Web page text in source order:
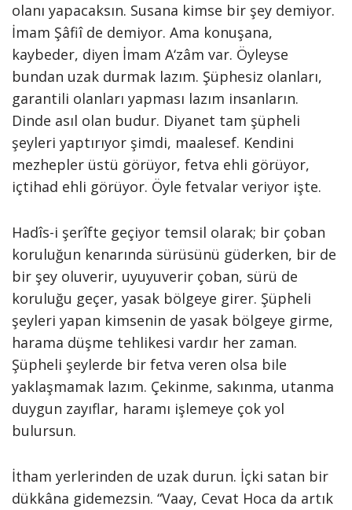
olanı yapacaksın. Susana kimse bir şey demiyor.
İmam Şâfiî de demiyor. Ama konuşana,
kaybeder, diyen İmam A‘zâm var. Öyleyse
bundan uzak durmak lazım. Şüphesiz olanları,
garantili olanları yapması lazım insanların.
Dinde asıl olan budur. Diyanet tam şüpheli
şeyleri yaptırıyor şimdi, maalesef. Kendini
mezhepler üstü görüyor, fetva ehli görüyor,
içtihad ehli görüyor. Öyle fetvalar veriyor işte.
Hadîs-i şerîfte geçiyor temsil olarak; bir çoban
koruluğun kenarında sürüsünü güderken, bir de
bir şey oluverir, uyuyuverir çoban, sürü de
koruluğu geçer, yasak bölgeye girer. Şüpheli
şeyleri yapan kimsenin de yasak bölgeye girme,
harama düşme tehlikesi vardır her zaman.
Şüpheli şeylerde bir fetva veren olsa bile
yaklaşmamak lazım. Çekinme, sakınma, utanma
duygun zayıflar, haramı işlemeye çok yol
bulursun.
İtham yerlerinden de uzak durun. İçki satan bir
dükkâna gidemezsin. “Vaay, Cevat Hoca da artık